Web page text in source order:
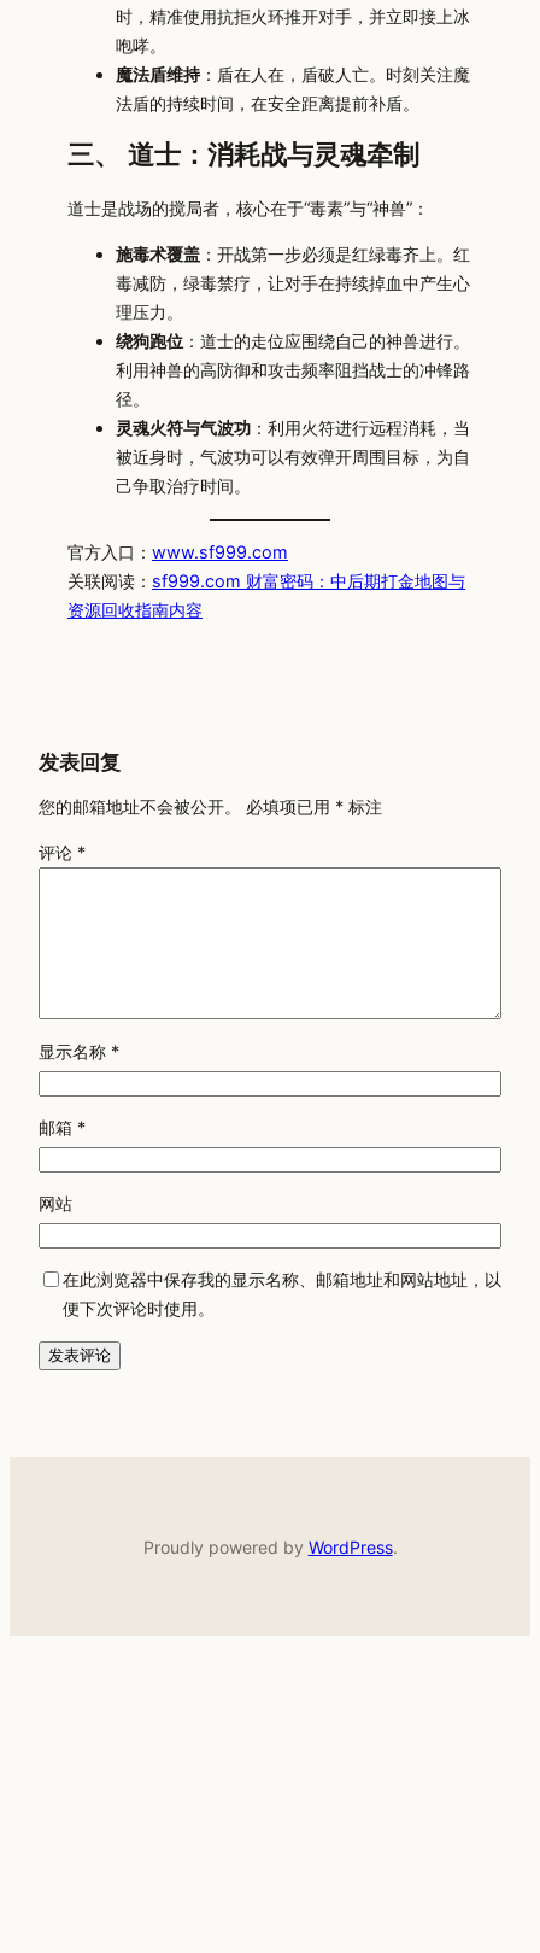
时，精准使用抗拒火环推开对手，并立即接上冰
咆哮。
魔法盾维持：盾在人在，盾破人亡。时刻关注魔
法盾的持续时间，在安全距离提前补盾。
三、 道士：消耗战与灵魂牵制
道士是战场的搅局者，核心在于“毒素”与“神兽”：
施毒术覆盖 ：开战第一步必须是红绿毒齐上。红
毒减防，绿毒禁疗，让对手在持续掉血中产生心
理压力。
绕狗跑位 ：道士的走位应围绕自己的神兽进行。
利用神兽的高防御和攻击频率阻挡战士的冲锋路
径。
灵魂火符与气波功 ：利用火符进行远程消耗，当
被近身时，气波功可以有效弹开周围目标，为自
己争取治疗时间。
官方入口： www.sf999.com
关联阅读： sf999.com 财富密码：中后期打金地图与
资源回收指南内容
发表回复
您的邮箱地址不会被公开。 必填项已用 * 标注
评论 *
显示名称 *
邮箱 *
网站
在此浏览器中保存我的显示名称、邮箱地址和网站地址，以
便下次评论时使用。
Proudly powered by WordPress.